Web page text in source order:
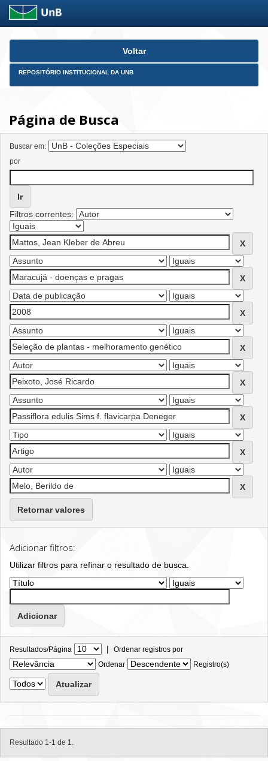
Skip
Voltar
REPOSITÓRIO INSTITUCIONAL DA UNB
Página de Busca
Buscar em:
por
Filtros correntes:
Retornar valores
Adicionar filtros:
Utilizar filtros para refinar o resultado de busca.
Resultados/Página | Ordenar registros por
Ordenar
Registro(s)
Resultado 1-1 de 1.